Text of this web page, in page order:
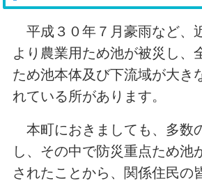
平成３０年７月豪雨など、
より農業用ため池が被災し、
ため池本体及び下流域が大き
れている所があります。
本町におきましても、多数
し、その中で防災重点ため池
されたことから、関係住民の